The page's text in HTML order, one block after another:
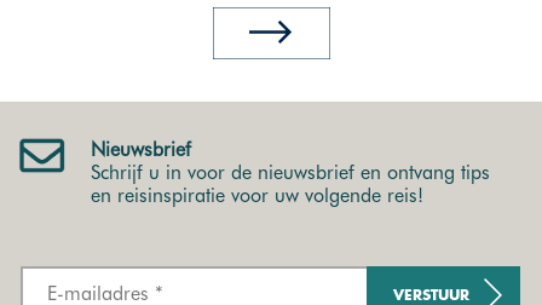
Nieuwsbrief
Schrijf u in voor de nieuwsbrief en ontvang tips
en reisinspiratie voor uw volgende reis!
VERSTUUR